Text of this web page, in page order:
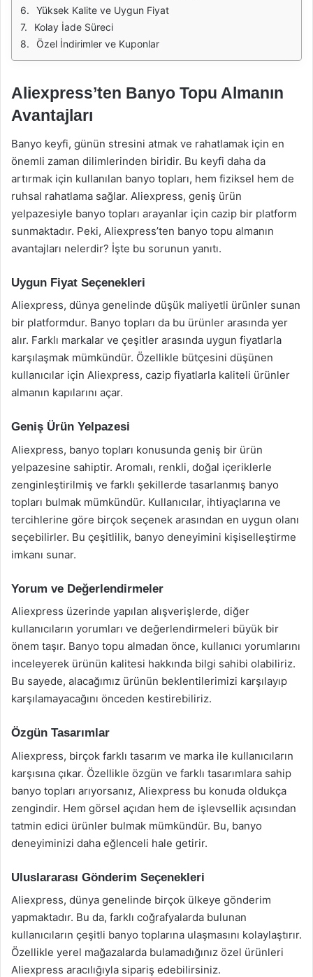
Yüksek Kalite ve Uygun Fiyat
Kolay İade Süreci
Özel İndirimler ve Kuponlar
Aliexpress’ten Banyo Topu Almanın
Avantajları
Banyo keyfi, günün stresini atmak ve rahatlamak için en
önemli zaman dilimlerinden biridir. Bu keyfi daha da
artırmak için kullanılan banyo topları, hem fiziksel hem de
ruhsal rahatlama sağlar. Aliexpress, geniş ürün
yelpazesiyle banyo topları arayanlar için cazip bir platform
sunmaktadır. Peki, Aliexpress’ten banyo topu almanın
avantajları nelerdir? İşte bu sorunun yanıtı.
Uygun Fiyat Seçenekleri
Aliexpress, dünya genelinde düşük maliyetli ürünler sunan
bir platformdur. Banyo topları da bu ürünler arasında yer
alır. Farklı markalar ve çeşitler arasında uygun fiyatlarla
karşılaşmak mümkündür. Özellikle bütçesini düşünen
kullanıcılar için Aliexpress, cazip fiyatlarla kaliteli ürünler
almanın kapılarını açar.
Geniş Ürün Yelpazesi
Aliexpress, banyo topları konusunda geniş bir ürün
yelpazesine sahiptir. Aromalı, renkli, doğal içeriklerle
zenginleştirilmiş ve farklı şekillerde tasarlanmış banyo
topları bulmak mümkündür. Kullanıcılar, ihtiyaçlarına ve
tercihlerine göre birçok seçenek arasından en uygun olanı
seçebilirler. Bu çeşitlilik, banyo deneyimini kişiselleştirme
imkanı sunar.
Yorum ve Değerlendirmeler
Aliexpress üzerinde yapılan alışverişlerde, diğer
kullanıcıların yorumları ve değerlendirmeleri büyük bir
önem taşır. Banyo topu almadan önce, kullanıcı yorumlarını
inceleyerek ürünün kalitesi hakkında bilgi sahibi olabiliriz.
Bu sayede, alacağımız ürünün beklentilerimizi karşılayıp
karşılamayacağını önceden kestirebiliriz.
Özgün Tasarımlar
Aliexpress, birçok farklı tasarım ve marka ile kullanıcıların
karşısına çıkar. Özellikle özgün ve farklı tasarımlara sahip
banyo topları arıyorsanız, Aliexpress bu konuda oldukça
zengindir. Hem görsel açıdan hem de işlevsellik açısından
tatmin edici ürünler bulmak mümkündür. Bu, banyo
deneyiminizi daha eğlenceli hale getirir.
Uluslararası Gönderim Seçenekleri
Aliexpress, dünya genelinde birçok ülkeye gönderim
yapmaktadır. Bu da, farklı coğrafyalarda bulunan
kullanıcıların çeşitli banyo toplarına ulaşmasını kolaylaştırır.
Özellikle yerel mağazalarda bulamadığınız özel ürünleri
Aliexpress aracılığıyla sipariş edebilirsiniz.